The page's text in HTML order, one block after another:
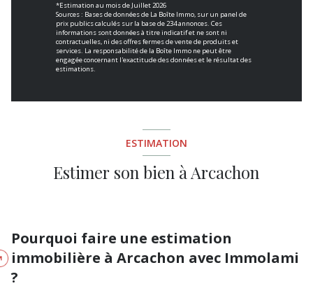
*Estimation au mois de Juillet 2026
Sources : Bases de données de La Boîte Immo, sur un panel de
prix publics calculés sur la base de 234 annonces. Ces
informations sont données à titre indicatif et ne sont ni
contractuelles, ni des offres fermes de vente de produits et
services. La responsabilité de la Boîte Immo ne peut être
engagée concernant l'exactitude des données et le résultat des
estimations.
ESTIMATION
Estimer son bien à Arcachon
Pourquoi faire une estimation
immobilière à Arcachon avec Immolami
?